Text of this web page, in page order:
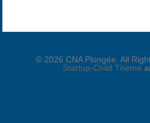
© 2026 CNA Plongée. All
Startup-Child Theme